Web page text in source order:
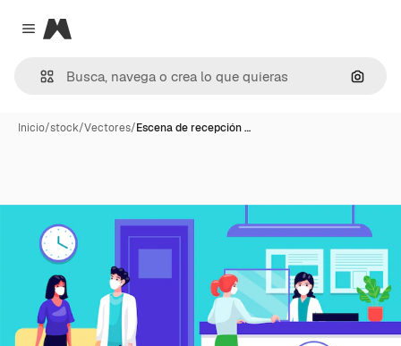
Close menu
Magnific
Inicio/stock/Vectores/Escena de recepción …